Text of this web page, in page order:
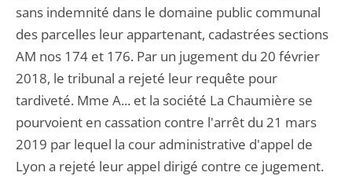
sans indemnité dans le domaine public communal
des parcelles leur appartenant, cadastrées sections
AM nos 174 et 176. Par un jugement du 20 février
2018, le tribunal a rejeté leur requête pour
tardiveté. Mme A... et la société La Chaumière se
pourvoient en cassation contre l'arrêt du 21 mars
2019 par lequel la cour administrative d'appel de
Lyon a rejeté leur appel dirigé contre ce jugement.